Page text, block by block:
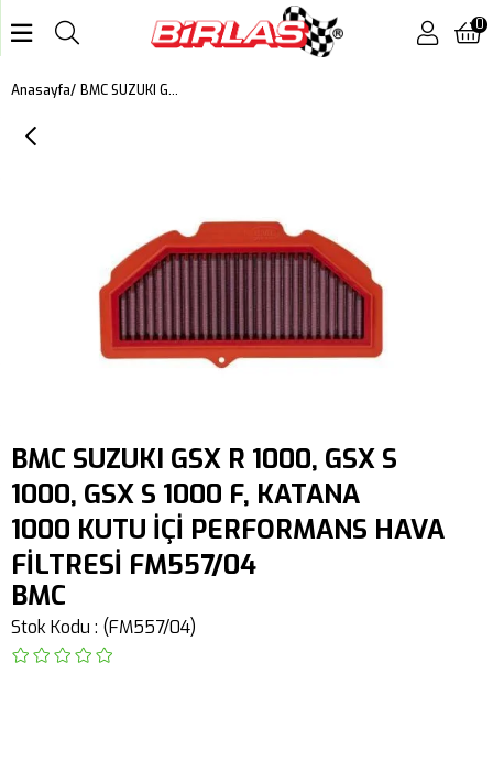
0
Anasayfa BMC SUZUKI GSX R 1000, GSX S 1000, GSX S 1000 F, KATANA 1000 KUTU İÇİ PERFORMANS HAVA FİLTRESİ FM557/04
BMC SUZUKI GSX R 1000, GSX S
1000, GSX S 1000 F, KATANA
1000 KUTU İÇİ PERFORMANS HAVA
FİLTRESİ FM557/04
BMC
Stok Kodu (FM557/04)